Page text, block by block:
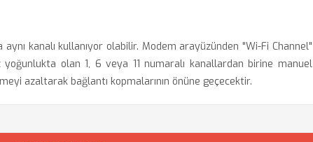
aynı kanalı kullanıyor olabilir. Modem arayüzünden "Wi-Fi Channel"
yoğunlukta olan 1, 6 veya 11 numaralı kanallardan birine manuel
azaltarak bağlantı kopmalarının önüne geçecektir.